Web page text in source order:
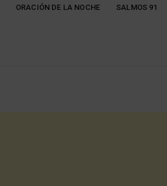
ORACIÓN DE LA NOCHE SALMOS 91